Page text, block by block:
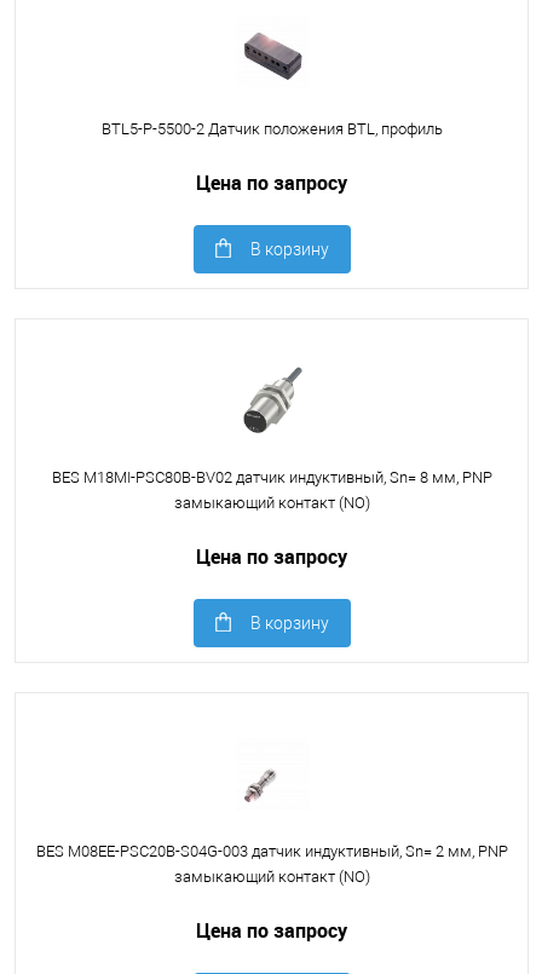
BTL5-P-5500-2 Датчик положения BTL, профиль
Цена по запросу
В корзину
BES M18MI-PSC80B-BV02 датчик индуктивный, Sn= 8 мм, PNP
замыкающий контакт (NO)
Цена по запросу
В корзину
BES M08EE-PSC20B-S04G-003 датчик индуктивный, Sn= 2 мм, PNP
замыкающий контакт (NO)
Цена по запросу